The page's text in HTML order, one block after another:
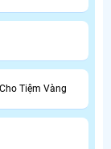
Tiệm Vàng